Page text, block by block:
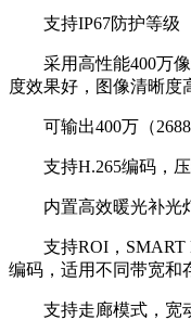
支持IP67防护等级
采用高性能400万像
度效果好，图像清晰度
可输出400万（
支持H.265编码，压
内置高效暖光补光
支持ROI，SMART
编码，适用不同带宽和
支持走廊模式，宽动